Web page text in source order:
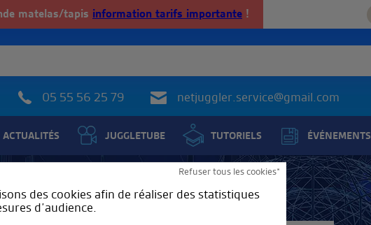
Refuser tous les cookies*
des cookies afin de réaliser des statistiques
d’audience.
matelas/tapis information tarifs importante !
05 55 56 25 79 netjuggler.service@gmail.com
ACTUALITÉS JUGGLETUBE TUTORIELS ÉVÉNEMENTS
Sempertex